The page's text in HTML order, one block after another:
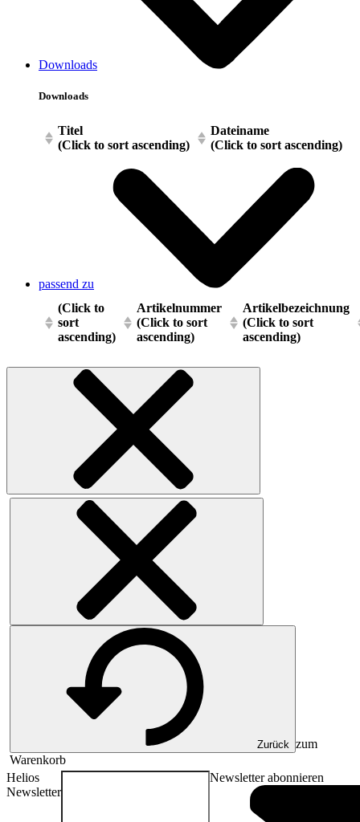
Downloads
Downloads
Titel
(Click to sort ascending)
Dateiname
(Click to sort ascending)
passend zu
(Click to
sort
ascending)
Artikelnummer
(Click to sort
ascending)
Artikelbezeichnung
(Click to sort
ascending)
Zurück zum
Warenkorb
Helios
Newsletter
Newsletter abonnieren